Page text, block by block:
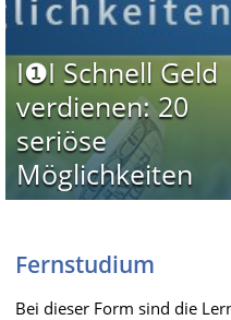
I❶I Schnell Geld
verdienen: 20
seriöse
Möglichkeiten
Fernstudium
Bei dieser Form sind die